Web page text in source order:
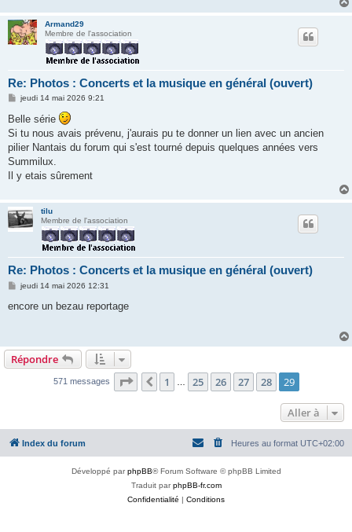
Armand29
Membre de l'association
Re: Photos : Concerts et la musique en général (ouvert)
M
s
s
a
g
e
jeudi 14 mai 2026 9:21
Belle série
Si tu nous avais prévenu, j'aurais pu te donner un lien avec un ancien
pilier Nantais du forum qui s'est tourné depuis quelques années vers
Summilux.
Il y etais sûrement
tilu
Membre de l'association
Re: Photos : Concerts et la musique en général (ouvert)
M
s
jeudi 14 mai 2026 12:31
encore un bezau reportage
Répondre
571 messages Page 29 sur 29
Précédente
1 25 26 27 28 29
Aller à
Index du forum Heures au format UTC+02:00
Développé parphpBB® Forum Software © phpBB Limited
Traduit parphpBB-fr.com
Confidentialité | Conditions